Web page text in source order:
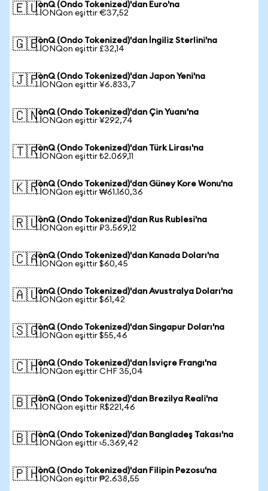
🇪🇺IonQ (Ondo Tokenized)'dan Euro'na
1 IONQon eşittir €37,52
🇬🇧IonQ (Ondo Tokenized)'dan İngiliz Sterlini'na
1 IONQon eşittir £32,14
🇯🇵IonQ (Ondo Tokenized)'dan Japon Yeni'na
1 IONQon eşittir ¥6.833,7
🇨🇳IonQ (Ondo Tokenized)'dan Çin Yuanı'na
1 IONQon eşittir ¥292,74
🇹🇷IonQ (Ondo Tokenized)'dan Türk Lirası'na
1 IONQon eşittir ₺2.069,11
🇰🇷IonQ (Ondo Tokenized)'dan Güney Kore Wonu'na
1 IONQon eşittir ₩61.160,36
🇷🇺IonQ (Ondo Tokenized)'dan Rus Rublesi'na
1 IONQon eşittir ₽3.569,12
🇨🇦IonQ (Ondo Tokenized)'dan Kanada Doları'na
1 IONQon eşittir $60,45
🇦🇺IonQ (Ondo Tokenized)'dan Avustralya Doları'na
1 IONQon eşittir $61,42
🇸🇬IonQ (Ondo Tokenized)'dan Singapur Doları'na
1 IONQon eşittir $55,46
🇨🇭IonQ (Ondo Tokenized)'dan İsviçre Frangı'na
1 IONQon eşittir CHF 35,04
🇧🇷IonQ (Ondo Tokenized)'dan Brezilya Reali'na
1 IONQon eşittir R$221,46
🇧🇩IonQ (Ondo Tokenized)'dan Bangladeş Takası'na
1 IONQon eşittir ৳5.369,42
🇵🇭IonQ (Ondo Tokenized)'dan Filipin Pezosu'na
1 IONQon eşittir ₱2.638,55